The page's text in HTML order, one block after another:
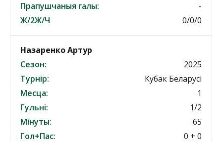
Прапушчаныя галы:
-
Ж/2Ж/Ч
0/0/0
Назаренко Артур
Сезон:
2025
Турнір:
Кубак Беларусі
Месца:
1
Гульні:
1/2
Мінуты:
65
Гол+Пас:
0 + 0